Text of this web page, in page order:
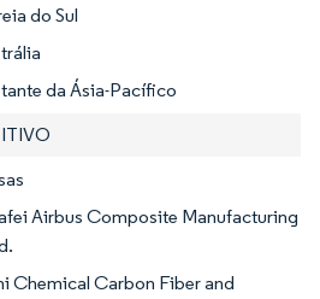
do Sul
da Ásia-Pacífico
Airbus Composite Manufacturing
Chemical Carbon Fiber and